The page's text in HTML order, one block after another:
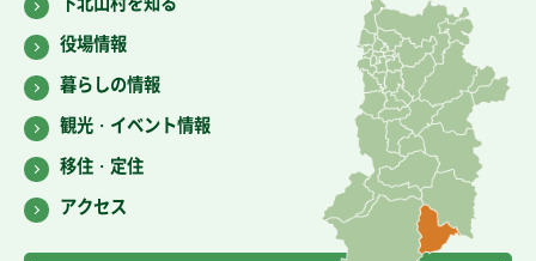
役場情報
暮らしの情報
観光・イベント情報
移住・定住
アクセス